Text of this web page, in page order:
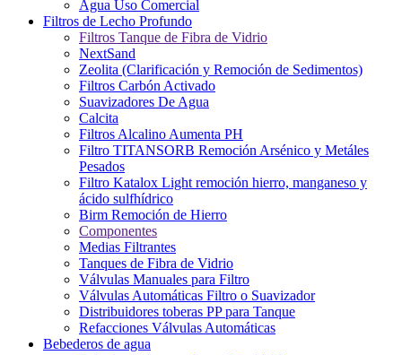
Agua Uso Comercial
Filtros de Lecho Profundo
Filtros Tanque de Fibra de Vidrio
NextSand
Zeolita (Clarificación y Remoción de Sedimentos)
Filtros Carbón Activado
Suavizadores De Agua
Calcita
Filtros Alcalino Aumenta PH
Filtro TITANSORB Remoción Arsénico y Metáles
Pesados
Filtro Katalox Light remoción hierro, manganeso y
ácido sulfhídrico
Birm Remoción de Hierro
Componentes
Medias Filtrantes
Tanques de Fibra de Vidrio
Válvulas Manuales para Filtro
Válvulas Automáticas Filtro o Suavizador
Distribuidores toberas PP para Tanque
Refacciones Válvulas Automáticas
Bebederos de agua